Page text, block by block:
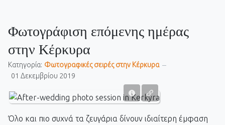
Φωτογράφιση επόμενης ημέρας
στην Κέρκυρα
Κατηγορία: Фωτογραφικές σειρές στην Κέρκυρα
01 Δεκεμβρίου 2019
Όλο και πιο συχνά τα ζευγάρια δίνουν ιδιαίτερη έμφαση